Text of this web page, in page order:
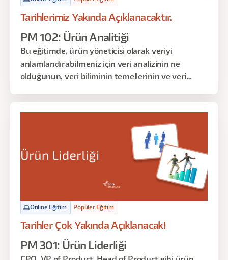
Tarihlerimiz Yakında Açıklanacaktır.
PM 102: Ürün Analitiği
Bu eğitimde, ürün yöneticisi olarak veriyi
anlamlandırabilmeniz için veri analizinin ne
olduğunun, veri biliminin temellerinin ve veri
Online Eğitim Popüler Eğitim
Tarihler Çok Yakında Açıklanacak!
PM 301: Ürün Liderliği